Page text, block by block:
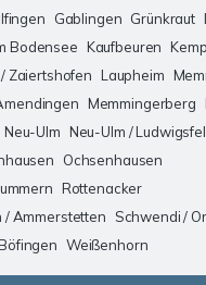
Gablingen Grünkraut
Bodensee Kaufbeuren
Zaiertshofen Laupheim
Memmingerberg
Neu-Ulm Neu-Ulm /
Ochsenhausen
Rottenacker
/ Ammerstetten
Schwendi /
Weißenhorn